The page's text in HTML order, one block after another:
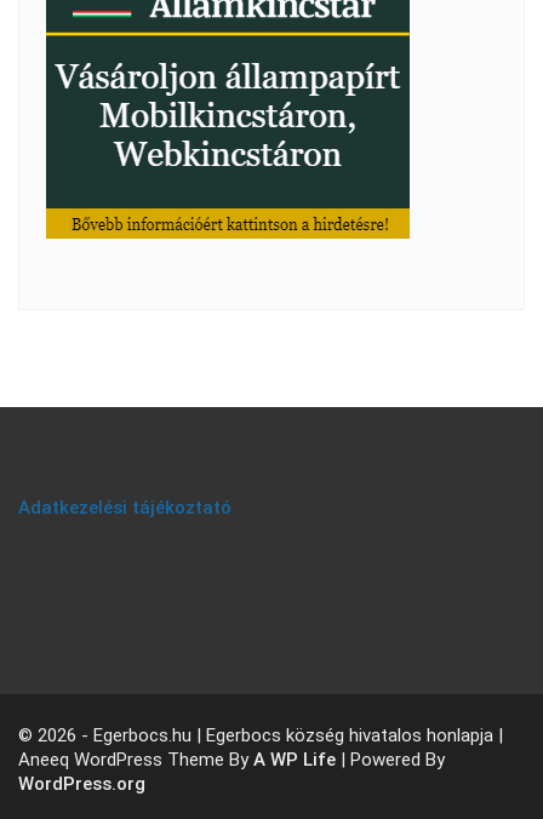
Adatkezelési tájékoztató
© 2026 - Egerbocs.hu | Egerbocs község hivatalos honlapja |
Aneeq WordPress Theme ByA WP Life | Powered By
WordPress.org